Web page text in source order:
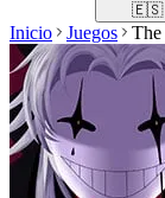
🇪🇸
Inicio Juegos The